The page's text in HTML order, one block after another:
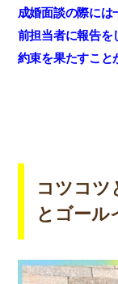
成婚面談の際には
前担当者に報告を
約束を果たすこと
コツコツ
とゴール